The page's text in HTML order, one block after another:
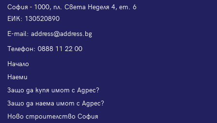
София - 1000, пл. Света Неделя 4, ет. 6
ЕИК: 130520890
Е-mail: address@address.bg
Телефон: 0888 11 22 00
Начало
Наеми
Защо да купя имот с Адрес?
Защо да наема имот с Адрес?
Ново строителство София